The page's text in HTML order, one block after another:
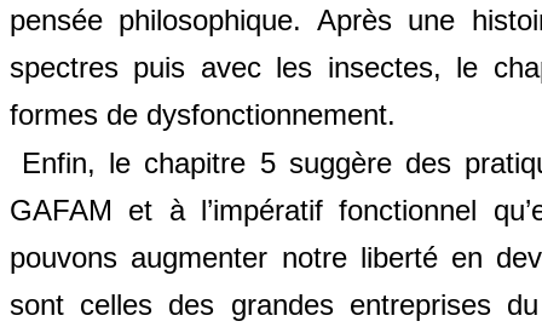
pensée philosophique. Après une
spectres puis avec les insectes, le
formes de dysfonctionnement.
Enfin, le chapitre 5 suggère des
GAFAM et à l’impératif fonctionnel
pouvons augmenter notre liberté en
sont celles des grandes entreprises